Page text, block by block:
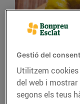
CONSELLS I
Gestió del
Utilitzem cookies
del web i
segons els teus